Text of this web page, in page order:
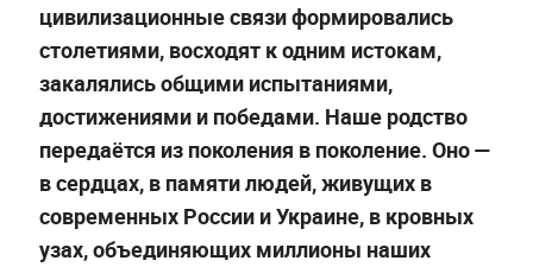
цивилизационные связи формировались
столетиями, восходят к одним истокам,
закалялись общими испытаниями,
достижениями и победами. Наше родство
передаётся из поколения в поколение. Оно —
в сердцах, в памяти людей, живущих в
современных России и Украине, в кровных
узах, объединяющих миллионы наших